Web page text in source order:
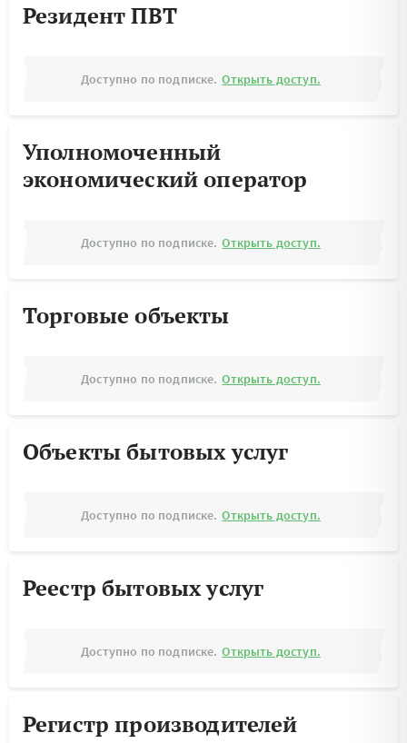
Резидент ПВТ
Доступно по подписке. Открыть доступ.
Уполномоченный
экономический оператор
Доступно по подписке. Открыть доступ.
Торговые объекты
Доступно по подписке. Открыть доступ.
Объекты бытовых услуг
Доступно по подписке. Открыть доступ.
Реестр бытовых услуг
Доступно по подписке. Открыть доступ.
Регистр производителей